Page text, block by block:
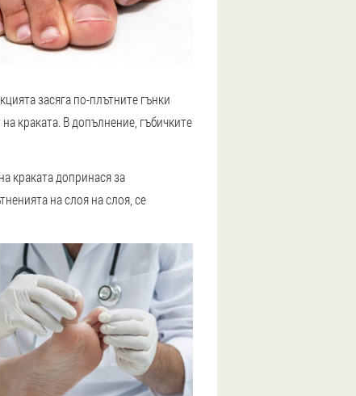
засяга по-плътните гънки
краката. В допълнение, гъбичките
краката допринася за
на слоя на слоя, се